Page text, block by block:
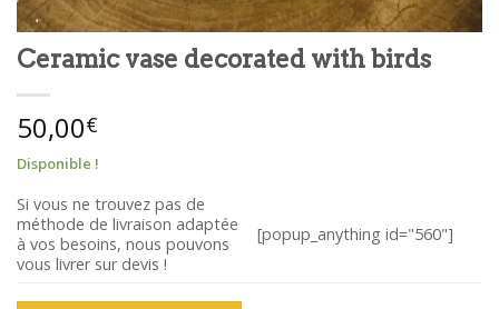
Ceramic vase decorated with birds
50,00€
Disponible !
Si vous ne trouvez pas de
méthode de livraison adaptée
à vos besoins, nous pouvons
vous livrer sur devis !
[popup_anything id="560"]